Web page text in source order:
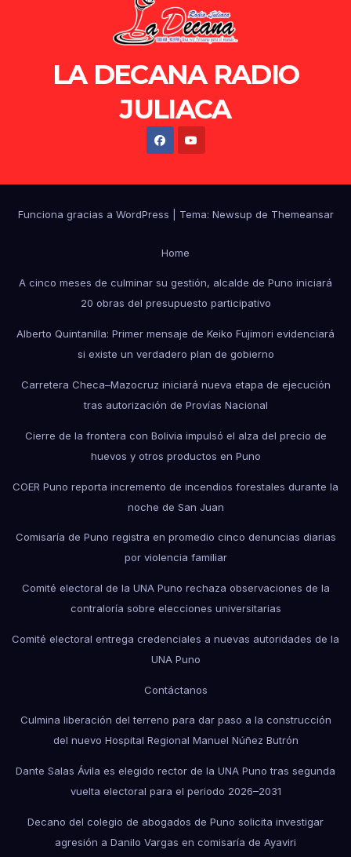
LA DECANA RADIO
JULIACA
Funciona gracias a WordPress Tema: Newsup de Themeansar
Home
A cinco meses de culminar su gestión, alcalde de Puno iniciará
20 obras del presupuesto participativo
Alberto Quintanilla: Primer mensaje de Keiko Fujimori evidenciará
si existe un verdadero plan de gobierno
Carretera Checa–Mazocruz iniciará nueva etapa de ejecución
tras autorización de Provías Nacional
Cierre de la frontera con Bolivia impulsó el alza del precio de
huevos y otros productos en Puno
COER Puno reporta incremento de incendios forestales durante la
noche de San Juan
Comisaría de Puno registra en promedio cinco denuncias diarias
por violencia familiar
Comité electoral de la UNA Puno rechaza observaciones de la
contraloría sobre elecciones universitarias
Comité electoral entrega credenciales a nuevas autoridades de la
UNA Puno
Contáctanos
Culmina liberación del terreno para dar paso a la construcción
del nuevo Hospital Regional Manuel Núñez Butrón
Dante Salas Ávila es elegido rector de la UNA Puno tras segunda
vuelta electoral para el periodo 2026–2031
Decano del colegio de abogados de Puno solicita investigar
agresión a Danilo Vargas en comisaría de Ayaviri